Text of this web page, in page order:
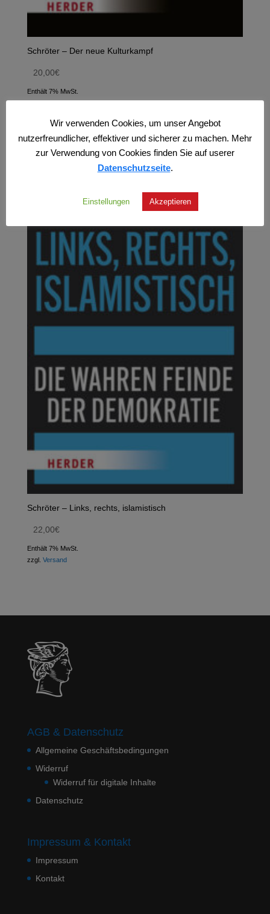
Schröter – Der neue Kulturkampf
20,00€
Enthält 7% MwSt.
zzgl.Versand
Schröter – Links, rechts, islamistisch
22,00€
Enthält 7% MwSt.
zzgl. Versand
AGB & Datenschutz
Allgemeine Geschäftsbedingungen
Widerruf
Widerruf für digitale Inhalte
Datenschutz
Impressum & Kontakt
Impressum
Kontakt
Wir verwenden Cookies, um unser Angebot
nutzerfreundlicher, effektiver und sicherer zu machen. Mehr
zur Verwendung von Cookies finden Sie auf userer
Datenschutzseite.
Einstellungen Akzeptieren